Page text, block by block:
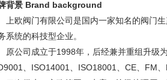
背景 Brand background
上欧阀门有限公司是国内一家知名的阀门
系统的科技型企业。
公司成立于1998年，后经兼并重组升级为
、ISO14001、ISO18001、CE、FM